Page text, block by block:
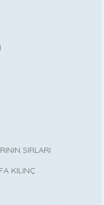
SIRLARI
KILINÇ